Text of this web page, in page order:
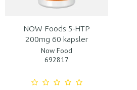
NOW Foods 5-HTP
200mg 60 kapsler
Now Food
692817